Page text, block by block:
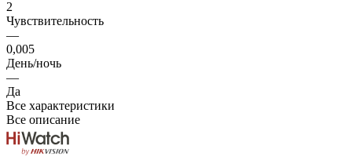
2
Чувствительность
—
0,005
День/ночь
—
Да
Все характеристики
Все описание